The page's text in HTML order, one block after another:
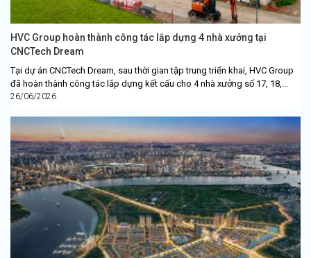
HVC Group hoàn thành công tác lắp dựng 4 nhà xưởng tại
CNCTech Dream
Tại dự án CNCTech Dream, sau thời gian tập trung triển khai, HVC Group
đã hoàn thành công tác lắp dựng kết cấu cho 4 nhà xưởng số 17, 18,...
26/06/2026